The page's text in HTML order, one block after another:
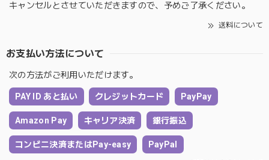
キャンセルとさせていただきますので、予めご了承ください。
送料について
お支払い方法について
次の方法がご利用いただけます。
PAY ID あと払い クレジットカード PayPay
Amazon Pay キャリア決済 銀行振込
コンビニ決済またはPay-easy PayPal